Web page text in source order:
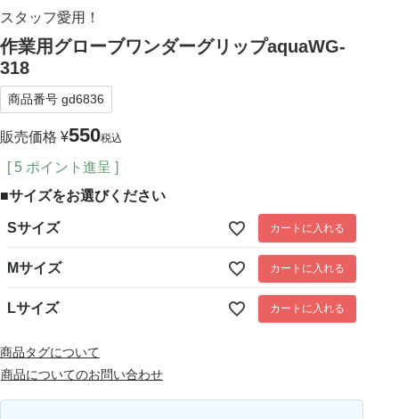
スタッフ愛用！
作業用グローブワンダーグリップaquaWG-
318
商品番号 gd6836
販売価格 ¥550税込
[ 5 ポイント進呈 ]
■サイズをお選びください
Sサイズ カートに入れる
Mサイズ カートに入れる
Lサイズ カートに入れる
商品タグについて
商品についてのお問い合わせ